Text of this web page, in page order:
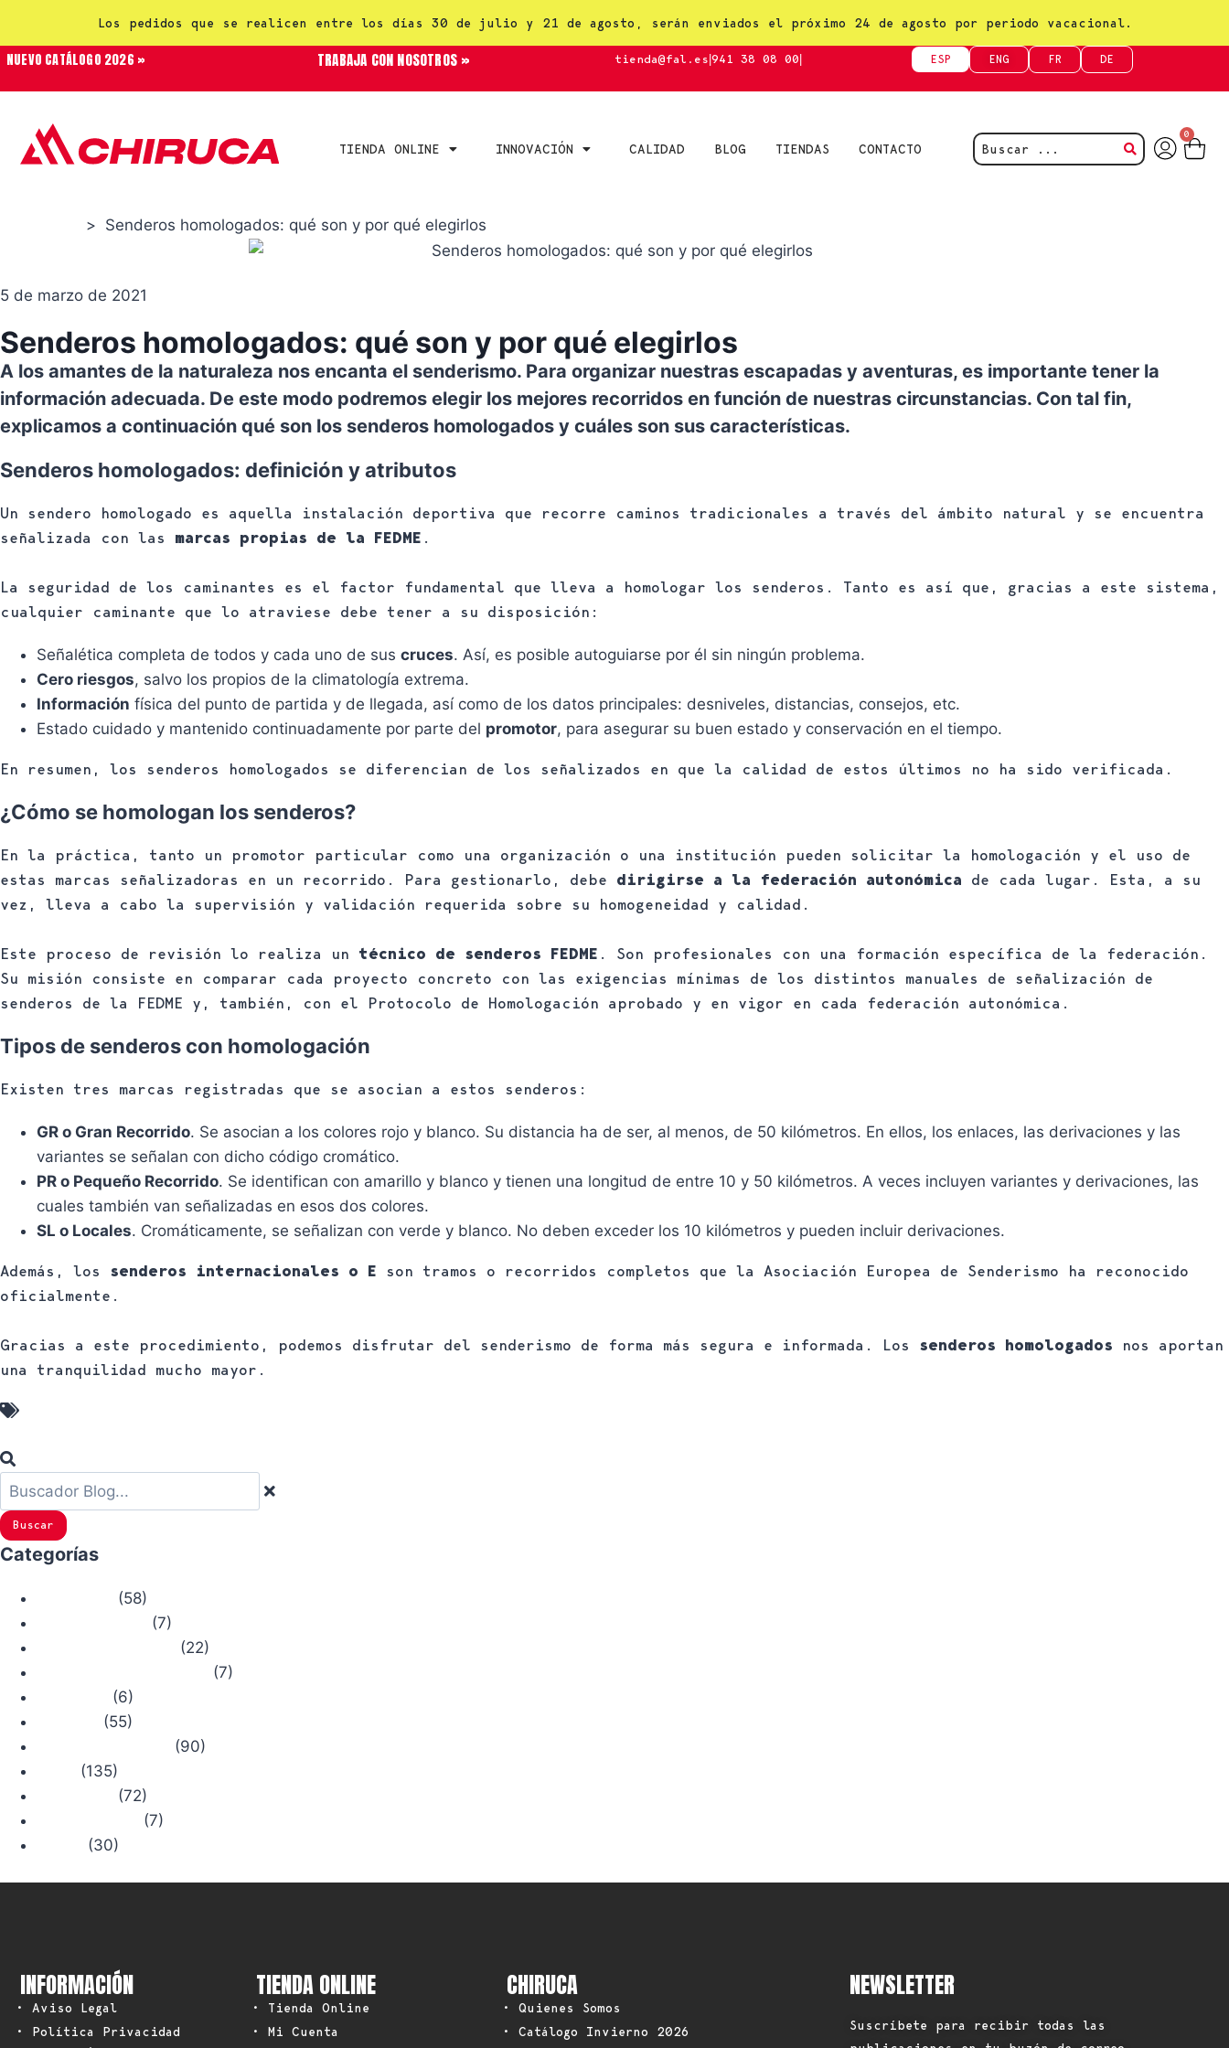
Los pedidos que se realicen entre los días 30 de julio y 21 de agosto, serán enviados el próximo 24 de agosto por periodo vacacional.
NUEVO CATÁLOGO 2026 » TRABAJA CON NOSOTROS » tienda@fal.es 941 38 08 00 ESP ENG FR DE
TIENDA ONLINE INNOVACIÓN CALIDAD BLOG TIENDAS CONTACTO
0
> Senderos homologados: qué son y por qué elegirlos
5 de marzo de 2021
Senderos homologados: qué son y por qué elegirlos
A los amantes de la naturaleza nos encanta el senderismo. Para organizar nuestras escapadas y aventuras, es importante tener la
información adecuada. De este modo podremos elegir los mejores recorridos en función de nuestras circunstancias. Con tal fin,
explicamos a continuación qué son los senderos homologados y cuáles son sus características.
Senderos homologados: definición y atributos
Un sendero homologado es aquella instalación deportiva que recorre caminos tradicionales a través del ámbito natural y se encuentra
señalizada con las marcas propias de la FEDME .
La seguridad de los caminantes es el factor fundamental que lleva a homologar los senderos. Tanto es así que, gracias a este sistema,
cualquier caminante que lo atraviese debe tener a su disposición:
Señalética completa de todos y cada uno de sus cruces. Así, es posible autoguiarse por él sin ningún problema.
Cero riesgos, salvo los propios de la climatología extrema.
Información física del punto de partida y de llegada, así como de los datos principales: desniveles, distancias, consejos, etc.
Estado cuidado y mantenido continuadamente por parte del promotor, para asegurar su buen estado y conservación en el tiempo.
En resumen, los senderos homologados se diferencian de los señalizados en que la calidad de estos últimos no ha sido verificada.
¿Cómo se homologan los senderos?
En la práctica, tanto un promotor particular como una organización o una institución pueden solicitar la homologación y el uso de
estas marcas señalizadoras en un recorrido. Para gestionarlo, debe dirigirse a la federación autonómica de cada lugar. Esta, a su
vez, lleva a cabo la supervisión y validación requerida sobre su homogeneidad y calidad.
Este proceso de revisión lo realiza un técnico de senderos FEDME . Son profesionales con una formación específica de la federación.
Su misión consiste en comparar cada proyecto concreto con las exigencias mínimas de los distintos manuales de señalización de
senderos de la FEDME y, también, con el Protocolo de Homologación aprobado y en vigor en cada federación autonómica.
Tipos de senderos con homologación
Existen tres marcas registradas que se asocian a estos senderos:
GR o Gran Recorrido. Se asocian a los colores rojo y blanco. Su distancia ha de ser, al menos, de 50 kilómetros. En ellos, los enlaces, las derivaciones y las
variantes se señalan con dicho código cromático.
PR o Pequeño Recorrido. Se identifican con amarillo y blanco y tienen una longitud de entre 10 y 50 kilómetros. A veces incluyen variantes y derivaciones, las
cuales también van señalizadas en esos dos colores.
SL o Locales. Cromáticamente, se señalizan con verde y blanco. No deben exceder los 10 kilómetros y pueden incluir derivaciones.
Además, los senderos internacionales o E son tramos o recorridos completos que la Asociación Europea de Senderismo ha reconocido
oficialmente.
Gracias a este procedimiento, podemos disfrutar del senderismo de forma más segura e informada. Los senderos homologados nos aportan
una tranquilidad mucho mayor.
Buscar
Categorías
(58)
(7)
(22)
(7)
(6)
(55)
(90)
(135)
(72)
(7)
(30)
INFORMACIÓN
• Aviso Legal
• Política Privacidad
TIENDA ONLINE
• Tienda Online
• Mi Cuenta
CHIRUCA
• Quienes Somos
• Catálogo Invierno 2026
NEWSLETTER
Suscríbete para recibir todas las